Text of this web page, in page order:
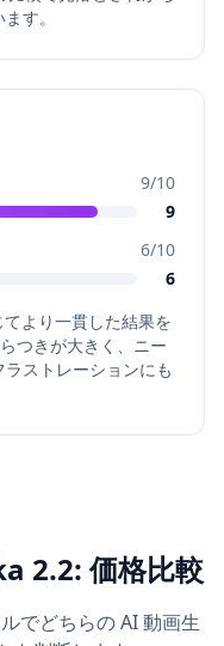
す。
9/10
9
6/10
6
より一貫した結果を
つきが大きく、ニー
ストレーションにも
2.2: 価格比較
でどちらの AI 動画生